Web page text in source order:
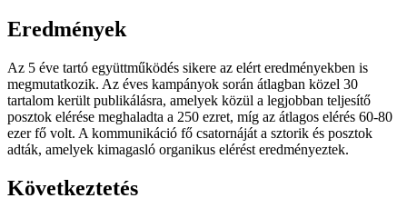
Eredmények
Az 5 éve tartó együttműködés sikere az elért eredményekben is
megmutatkozik. Az éves kampányok során átlagban közel 30
tartalom került publikálásra, amelyek közül a legjobban teljesítő
posztok elérése meghaladta a 250 ezret, míg az átlagos elérés 60-80
ezer fő volt. A kommunikáció fő csatornáját a sztorik és posztok
adták, amelyek kimagasló organikus elérést eredményeztek.
Következtetés